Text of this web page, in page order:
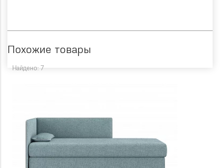
Похожие товары
Найдено: 7